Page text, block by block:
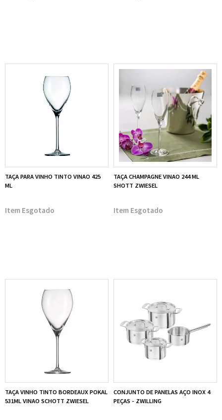
TAÇA PARA VINHO TINTO VINAO 425
ML
Esgotado
TAÇA CHAMPAGNE VINAO 244 ML
SHOTT ZWIESEL
Esgotado
TAÇA VINHO TINTO BORDEAUX POKAL
531ML VINAO SCHOTT ZWIESEL
CONJUNTO DE PANELAS AÇO INOX 4
PEÇAS - ZWILLING